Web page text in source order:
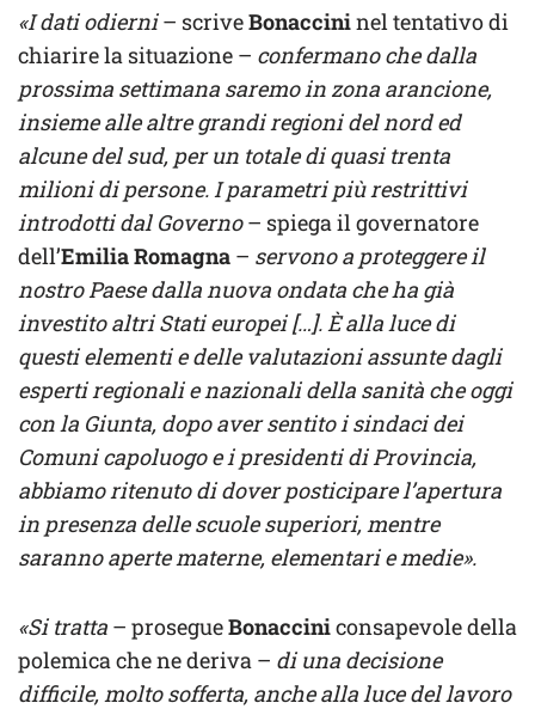
«I dati odierni– scriveBonaccininel tentativo di
chiarire la situazione – confermano che dalla
prossima settimana saremo in zona arancione,
insieme alle altre grandi regioni del nord ed
alcune del sud, per un totale di quasi trenta
milioni di persone. I parametri più restrittivi
introdotti dal Governo– spiega il governatore
dell’Emilia Romagna – servono a proteggere il
nostro Paese dalla nuova ondata che ha già
investito altri Stati europei […]. È alla luce di
questi elementi e delle valutazioni assunte dagli
esperti regionali e nazionali della sanità che oggi
con la Giunta, dopo aver sentito i sindaci dei
Comuni capoluogo e i presidenti di Provincia,
abbiamo ritenuto di dover posticipare l’apertura
in presenza delle scuole superiori, mentre
saranno aperte materne, elementari e medie».
«Si tratta – prosegueBonacciniconsapevole della
polemica che ne deriva – di una decisione
difficile, molto sofferta, anche alla luce del lavoro